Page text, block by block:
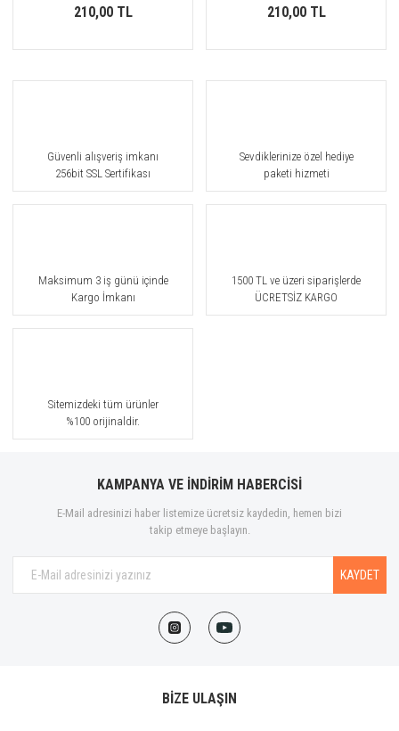
210,00 TL 210,00 TL
Güvenli alışveriş imkanı
256bit SSL Sertifikası
Sevdiklerinize özel hediye
paketi hizmeti
Maksimum 3 iş günü içinde
Kargo İmkanı
1500 TL ve üzeri siparişlerde
ÜCRETSİZ KARGO
Sitemizdeki tüm ürünler
%100 orijinaldir.
KAMPANYA VE İNDİRİM HABERCİSİ
E-Mail adresinizi haber listemize ücretsiz kaydedin, hemen bizi
takip etmeye başlayın.
KAYDET
BİZE ULAŞIN